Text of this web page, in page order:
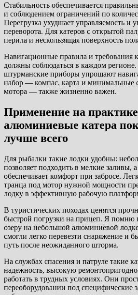
Стабильность обеспечивается
и соблюдением ограничений по
Перегрузка ухудшает управляемость и
переворота. Для катеров с открытой
перила и нескользящая поверхность
Навигационные правила и требования
должны соблюдаться в каждом
штурманские приборы упрощают
набор — компас, карта и минимальные
мотора — также жизненно важен.
Применение на
алюминиевые катера
лучше всего
Для рыбалки такие лодки удобны:
позволяет подходить в мелкие заливы,
обеспечивает комфорт при забросе.
транца под мотор нужной мощности
лодку в эффективную рабочую
В туристических походах ценятся
быстрой погрузки на прицеп. Я помню
озеру на небольшой алюминиевой
смогли легко перевезти снаряжение и
путь после неожиданного шторма.
На службах спасения и патруле такие
надежность, высокую
работать в трудных условиях. Они
переоборудовании под специфические